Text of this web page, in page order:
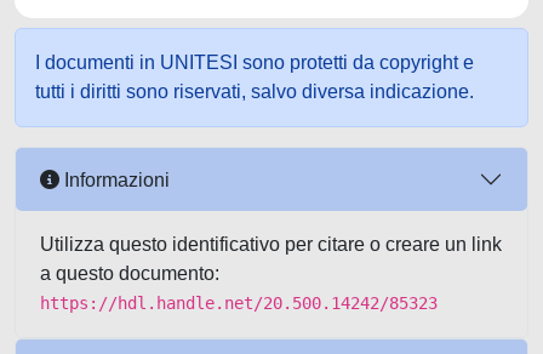
I documenti in UNITESI sono protetti da copyright e
tutti i diritti sono riservati, salvo diversa indicazione.
Informazioni
Utilizza questo identificativo per citare o creare un link
a questo documento:
https://hdl.handle.net/20.500.14242/85323